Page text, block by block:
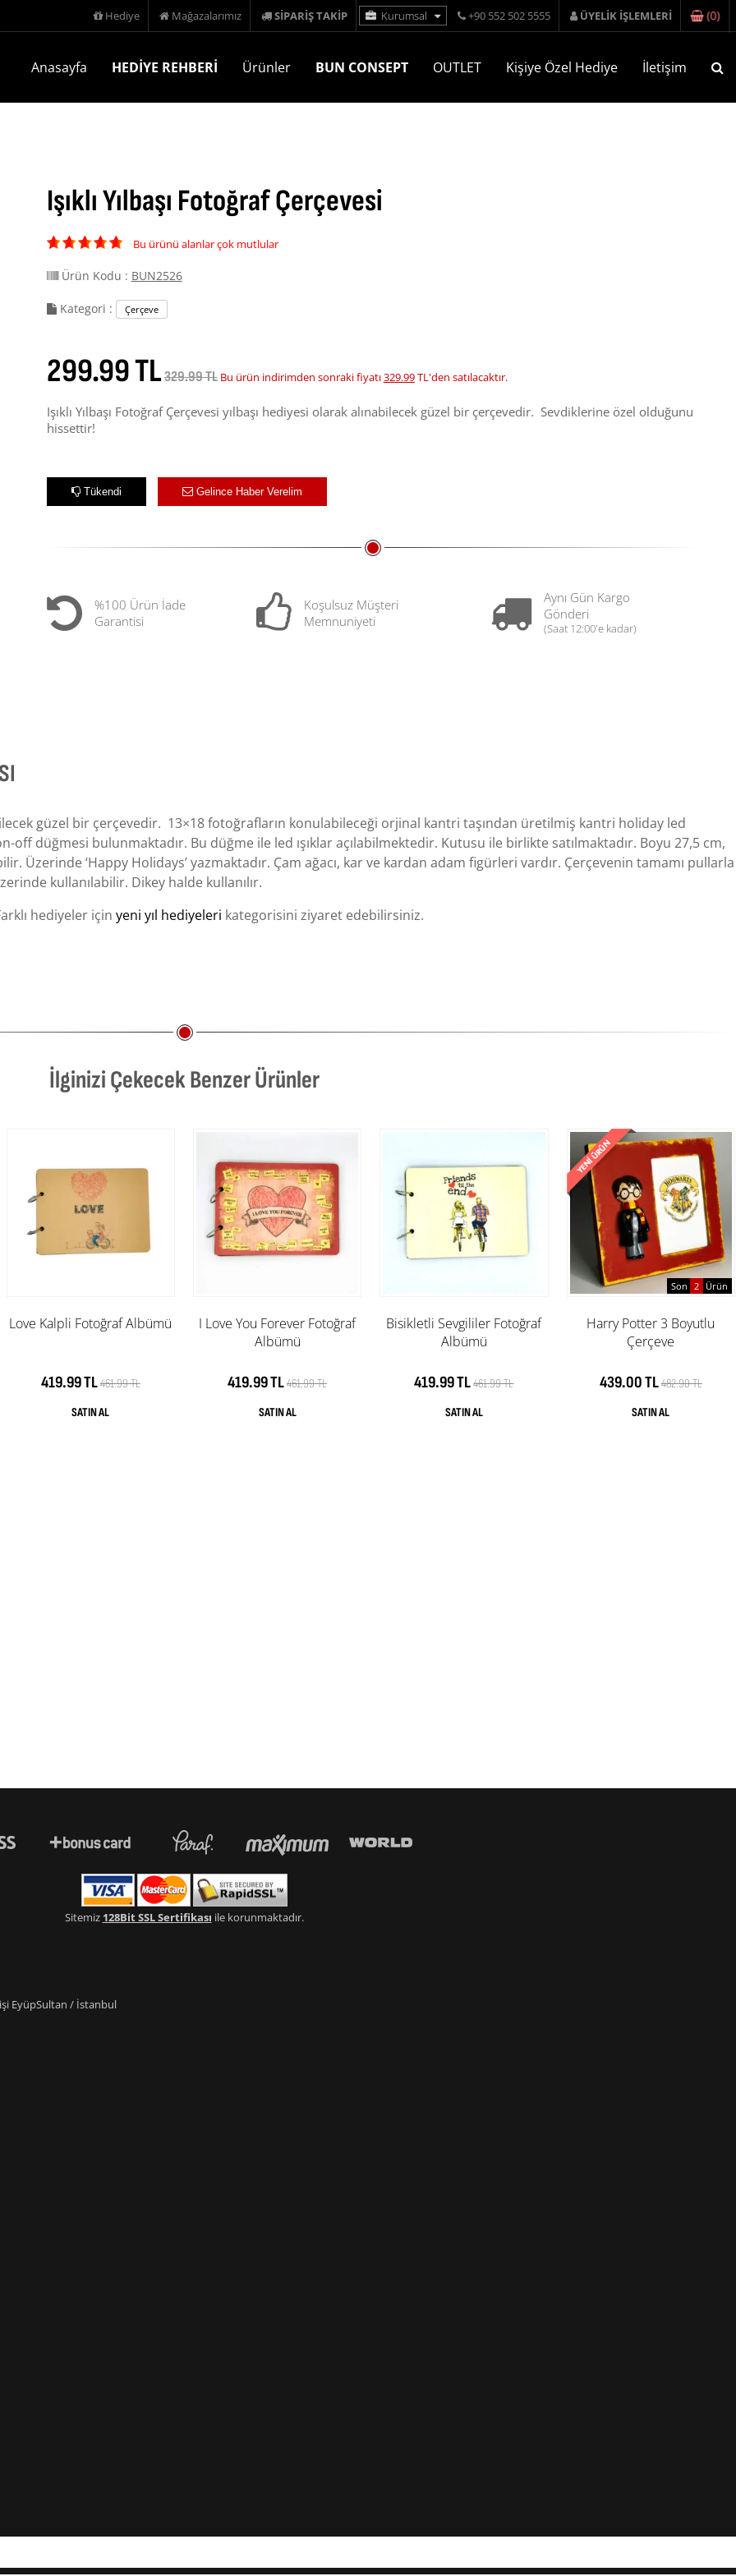
Hediye Mağazalarımız SİPARİŞ TAKİP Kurumsal +90 552 502 5555 ÜYELİK İŞLEMLERİ (0)
Anasayfa HEDİYE REHBERİ Ürünler BUN CONSEPT OUTLET Kişiye Özel Hediye İletişim
Işıklı Yılbaşı Fotoğraf Çerçevesi
Bu ürünü alanlar çok mutlular
Ürün Kodu : BUN2526
Kategori : Çerçeve
299.99 TL329.99 TL Bu ürün indirimden sonraki fiyatı329.99TL'den satılacaktır.
Işıklı Yılbaşı Fotoğraf Çerçevesi yılbaşı hediyesi olarak alınabilecek güzel bir çerçevedir. Sevdiklerine özel olduğunu
hissettir!
Tükendi Gelince Haber Verelim
%100 Ürün İade
Garantisi
Koşulsuz Müşteri
Memnuniyeti
Aynı Gün Kargo
Gönderi
(Saat 12:00'e kadar)
güzel bir çerçevedir. 13×18 fotoğrafların konulabileceği orjinal kantri taşından üretilmiş kantri holiday led
off düğmesi bulunmaktadır. Bu düğme ile led ışıklar açılabilmektedir. Kutusu ile birlikte satılmaktadır. Boyu 27,5 cm,
Üzerinde ‘Happy Holidays’ yazmaktadır. Çam ağacı, kar ve kardan adam figürleri vardır. Çerçevenin tamamı pullarla
kullanılabilir. Dikey halde kullanılır.
hediyeler için yeni yıl hediyeleri kategorisini ziyaret edebilirsiniz.
İlginizi Çekecek Benzer Ürünler
Love Kalpli Fotoğraf Albümü
419.99 TL461.99 TL
I Love You Forever Fotoğraf
Albümü
419.99 TL461.99 TL
Bisikletli Sevgililer Fotoğraf
Albümü
419.99 TL461.99 TL
Son 2 Ürün
Harry Potter 3 Boyutlu
Çerçeve
439.00 TL482.90 TL
Sitemiz 128Bit SSL Sertifikası ile korunmaktadır.
EyüpSultan / İstanbul